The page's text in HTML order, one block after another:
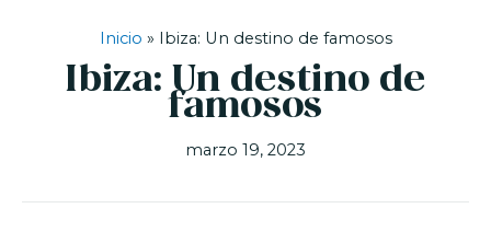
Inicio » Ibiza: Un destino de famosos
Ibiza: Un destino de
famosos
marzo 19, 2023